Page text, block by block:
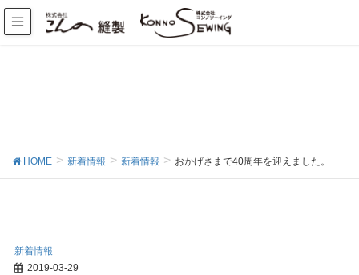
HOME 新着情報 新着情報 おかげさまで40周年を迎えました。
新着情報
2019-03-29